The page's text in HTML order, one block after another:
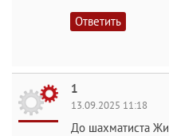
Ответить
1
13.09.2025 11:18
До шахматиста